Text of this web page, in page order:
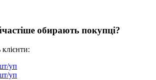
обирають покупці?
уп
уп